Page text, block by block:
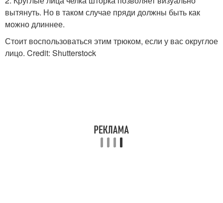
вытянуть. Но в таком случае пряди должны быть как
можно длиннее.
Стоит воспользоваться этим трюком, если у вас округлое
лицо. Credit: Shutterstock